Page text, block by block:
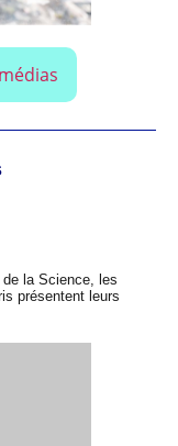
la Science, les
présentent leurs